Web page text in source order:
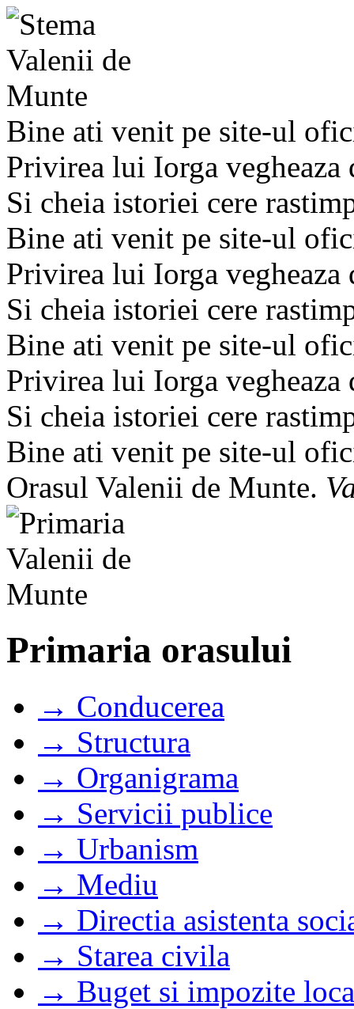
Bine ati venit pe site-ul
Privirea lui Iorga
Si cheia istoriei cere
Bine ati venit pe site-ul
Privirea lui Iorga
Si cheia istoriei cere
Bine ati venit pe site-ul
Privirea lui Iorga
Si cheia istoriei cere
Bine ati venit pe site-ul
Orasul Valenii de Munte.
Primaria orasului
→ Conducerea
→ Structura
→ Organigrama
→ Servicii publice
→ Urbanism
→ Mediu
→ Directia asistenta
→ Starea civila
→ Buget si impozite